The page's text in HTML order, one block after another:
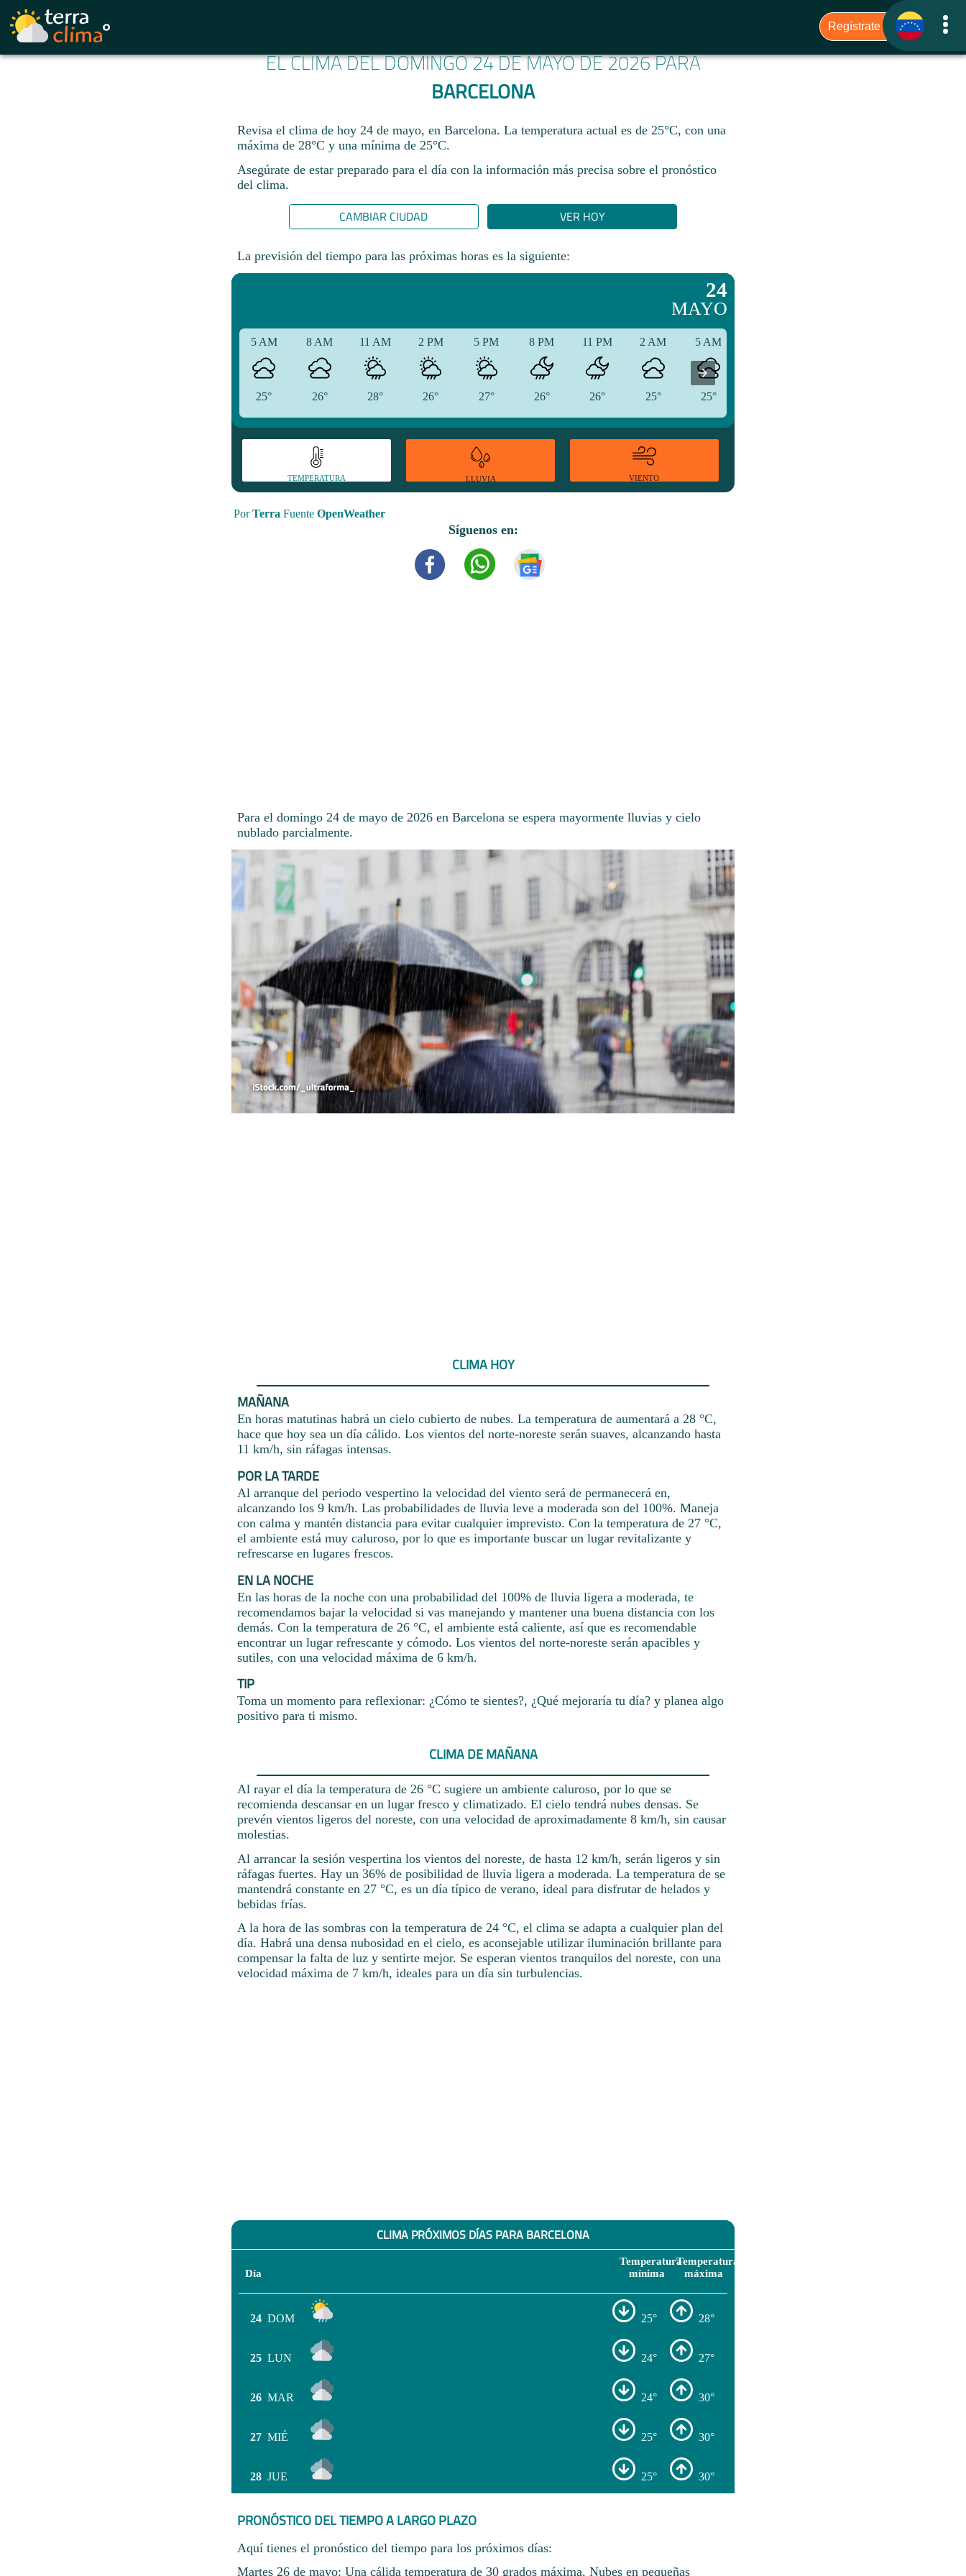
EL CLIMA DEL DOMINGO 24 DE MAYO DE 2026 PARA
BARCELONA
Revisa el clima de hoy 24 de mayo, en Barcelona. La temperatura actual es de 25°C, con una
máxima de 28°C y una mínima de 25°C.​
Asegúrate de estar preparado para el día con la información más precisa sobre el pronóstico
del clima.
CAMBIAR CIUDAD VER HOY
La previsión del tiempo para las próximas horas es la siguiente:
24
MAYO
5 AM
25°
8 AM
26°
11 AM
28°
2 PM
26°
5 PM
27°
8 PM
26°
11 PM
26°
2 AM
25°
5 AM
25°
TEMPERATURA LLUVIA VIENTO
PorTerra Fuente OpenWeather
Síguenos en:
Para el domingo 24 de mayo de 2026 en Barcelona se espera mayormente lluvias y cielo
nublado parcialmente.
CLIMA HOY
MAÑANA
En horas matutinas habrá un cielo cubierto de nubes. La temperatura de aumentará a 28 °C,
hace que hoy sea un día cálido. Los vientos del norte-noreste serán suaves, alcanzando hasta
11 km/h, sin ráfagas intensas.
POR LA TARDE
Al arranque del periodo vespertino la velocidad del viento será de permanecerá en,
alcanzando los 9 km/h. Las probabilidades de lluvia leve a moderada son del 100%. Maneja
con calma y mantén distancia para evitar cualquier imprevisto. Con la temperatura de 27 °C,
el ambiente está muy caluroso, por lo que es importante buscar un lugar revitalizante y
refrescarse en lugares frescos.
EN LA NOCHE
En las horas de la noche con una probabilidad del 100% de lluvia ligera a moderada, te
recomendamos bajar la velocidad si vas manejando y mantener una buena distancia con los
demás. Con la temperatura de 26 °C, el ambiente está caliente, así que es recomendable
encontrar un lugar refrescante y cómodo. Los vientos del norte-noreste serán apacibles y
sutiles, con una velocidad máxima de 6 km/h.
TIP
Toma un momento para reflexionar: ¿Cómo te sientes?, ¿Qué mejoraría tu día? y planea algo
positivo para ti mismo.
CLIMA DE MAÑANA
Al rayar el día la temperatura de 26 °C sugiere un ambiente caluroso, por lo que se
recomienda descansar en un lugar fresco y climatizado. El cielo tendrá nubes densas. Se
prevén vientos ligeros del noreste, con una velocidad de aproximadamente 8 km/h, sin causar
molestias.
Al arrancar la sesión vespertina los vientos del noreste, de hasta 12 km/h, serán ligeros y sin
ráfagas fuertes. Hay un 36% de posibilidad de lluvia ligera a moderada. La temperatura de se
mantendrá constante en 27 °C, es un día típico de verano, ideal para disfrutar de helados y
bebidas frías.
A la hora de las sombras con la temperatura de 24 °C, el clima se adapta a cualquier plan del
día. Habrá una densa nubosidad en el cielo, es aconsejable utilizar iluminación brillante para
compensar la falta de luz y sentirte mejor. Se esperan vientos tranquilos del noreste, con una
velocidad máxima de 7 km/h, ideales para un día sin turbulencias.
CLIMA PRÓXIMOS DÍAS PARA BARCELONA
Día
Temperatura
mínima
Temperatura
máxima
24 DOM 25° 28°
25 LUN 24° 27°
26 MAR 24° 30°
27 MIÉ 25° 30°
28 JUE 25° 30°
PRONÓSTICO DEL TIEMPO A LARGO PLAZO
Aquí tienes el pronóstico del tiempo para los próximos días:
Martes 26 de mayo: Una cálida temperatura de 30 grados máxima. Nubes en pequeñas